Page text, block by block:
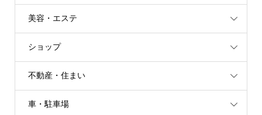
美容・エステ
ショップ
不動産・住まい
車・駐車場